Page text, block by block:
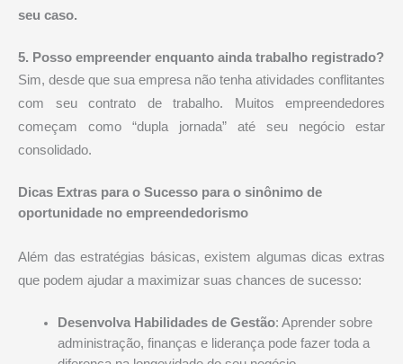
seu caso.
5. Posso empreender enquanto ainda trabalho registrado?
Sim, desde que sua empresa não tenha atividades conflitantes
com seu contrato de trabalho. Muitos empreendedores
começam como “dupla jornada” até seu negócio estar
consolidado.
Dicas Extras para o Sucesso para o sinônimo de
oportunidade no empreendedorismo
Além das estratégias básicas, existem algumas dicas extras
que podem ajudar a maximizar suas chances de sucesso:
Desenvolva Habilidades de Gestão: Aprender sobre
administração, finanças e liderança pode fazer toda a